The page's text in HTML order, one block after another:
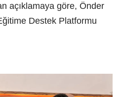
açıklamaya göre, Önder
Destek Platformu